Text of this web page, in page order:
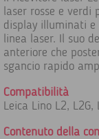
laser rosse e verdi
display illuminati
linea laser. Il suo
anteriore che
sgancio rapido
Compatibilità
Leica Lino L2, L2G,
Contenuto della